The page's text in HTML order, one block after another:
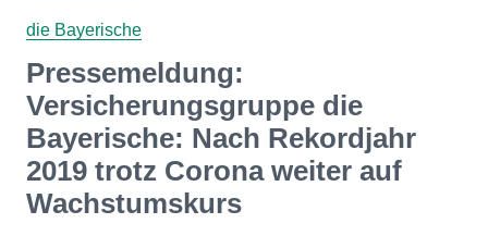
die Bayerische
Pressemeldung:
Versicherungsgruppe die
Bayerische: Nach Rekordjahr
2019 trotz Corona weiter auf
Wachstumskurs